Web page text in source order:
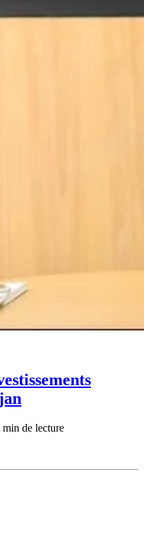
min de lecture